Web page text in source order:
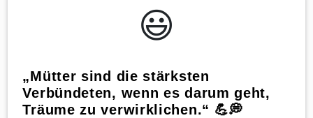
😃️
„Mütter sind die stärksten
Verbündeten, wenn es darum geht,
Träume zu verwirklichen.“ 💪💭